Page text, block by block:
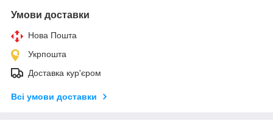
Умови доставки
Нова Пошта
Укрпошта
Доставка кур'єром
Всі умови доставки